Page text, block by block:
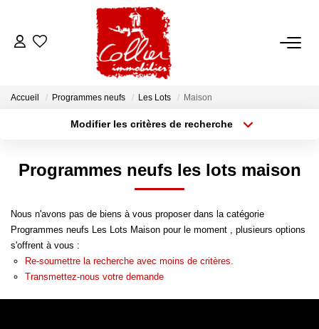
ACCUEIL
A Louer
NOS SERVICES
Transaction
Gestion Locative
Accueil Programmes neufs Les Lots Maison
Modifier les critères de recherche
Sélectionnez...
Type de bien
Budget max Rayon
Plus de critères
Programmes neufs les lots maison
Nous n'avons pas de biens à vous proposer dans la catégorie
Programmes neufs Les Lots Maison pour le moment , plusieurs options
s'offrent à vous :
Re-soumettre la recherche avec moins de critères.
Transmettez-nous votre demande